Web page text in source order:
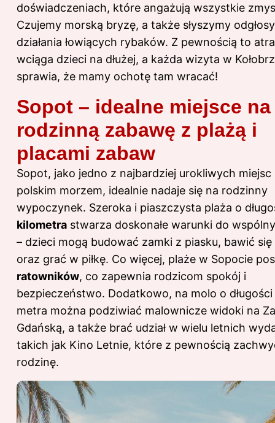
doświadczeniach, które angażują wszystkie
Czujemy morską bryzę, a także słyszymy
działania łowiących rybaków. Z pewnością to
wciąga dzieci na dłużej, a każda wizyta w
sprawia, że mamy ochotę tam wracać!
Sopot – idealne miejsce na
rodzinną zabawę z plażą i
placami zabaw
Sopot, jako jedno z najbardziej urokliwych miejsc
polskim morzem, idealnie nadaje się na rodzinny
wypoczynek. Szeroka i piaszczysta plaża o
kilometra stwarza doskonałe warunki do
– dzieci mogą budować zamki z piasku, bawić
oraz grać w piłkę. Co więcej, plaże w Sopocie
ratowników, co zapewnia rodzicom spokój i
bezpieczeństwo. Dodatkowo, na molo o długości
metra można podziwiać malownicze widoki na
Gdańską, a także brać udział w wielu letnich
takich jak Kino Letnie, które z pewnością
rodzinę.